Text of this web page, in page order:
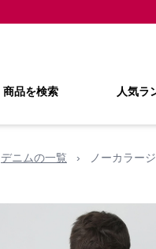
商品を検索 人気ラ
デニムの一覧 › ノーカラー